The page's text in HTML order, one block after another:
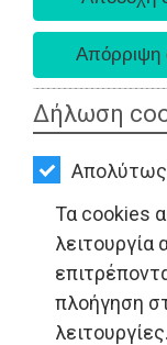
Δήλωση
Απολύτως
Τα cookies
λειτουργία
πλοήγηση
ΠΟΛΙΤΙΚΗ
ΤΟΠΙΚΗ
ΟΙΚΟΝΟΜΙΑ
ΣΠΙΤΙ-
ΚΗΠΟΣ
ΤΟΠΙΚΗ